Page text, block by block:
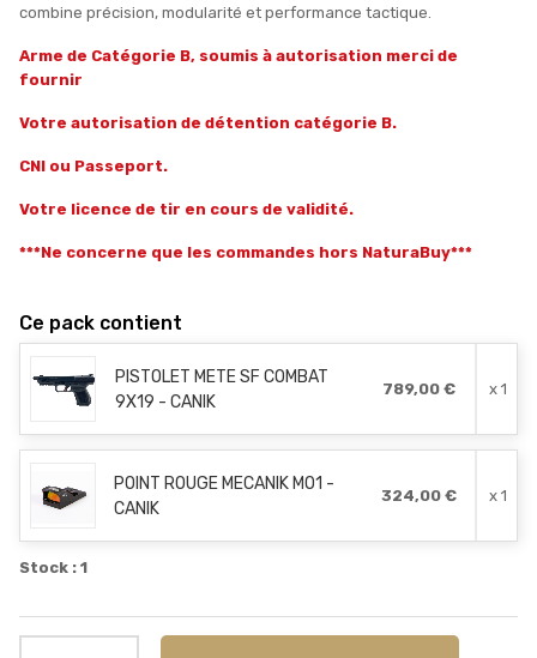
combine précision, modularité et performance tactique.
Arme de Catégorie B, soumis à autorisation merci de
fournir
Votre autorisation de détention catégorie B.
CNI ou Passeport.
Votre licence de tir en cours de validité.
***Ne concerne que les commandes hors NaturaBuy***
Ce pack contient
PISTOLET METE SF COMBAT
9X19 - CANIK
789,00 € x 1
POINT ROUGE MECANIK MO1 -
CANIK
324,00 € x 1
Stock : 1